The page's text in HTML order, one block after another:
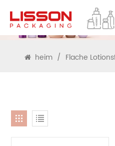
heim / Flache